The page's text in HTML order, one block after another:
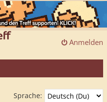
Anmelden
Sprache: